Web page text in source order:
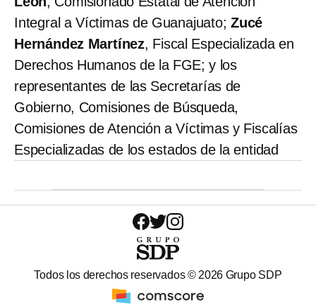
Integral a Víctimas de Guanajuato; Zucé
Hernández Martínez, Fiscal Especializada en
Derechos Humanos de la FGE; y los
representantes de las Secretarías de
Gobierno, Comisiones de Búsqueda,
Comisiones de Atención a Víctimas y Fiscalías
Especializadas de los estados de la entidad
Todos los derechos reservados © 2026 Grupo SDP